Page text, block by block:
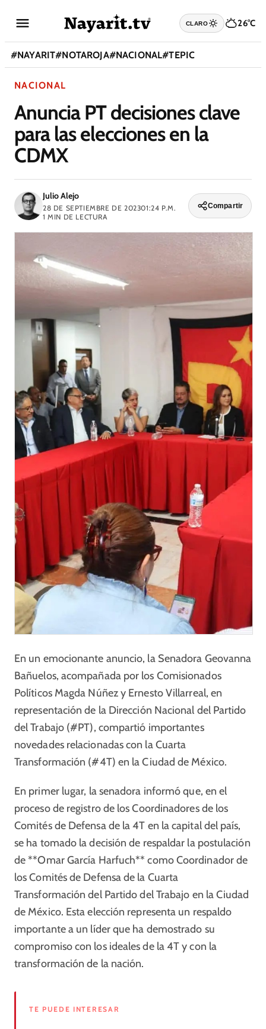
CLARO 26°C
#NAYARIT#NOTAROJA#NACIONAL#TEPIC
NACIONAL
Anuncia PT decisiones clave
para las elecciones en la
CDMX
Julio Alejo
28 DE SEPTIEMBRE DE 202301:24 P.M.
1 MIN DE LECTURA
Compartir
En un emocionante anuncio, la Senadora Geovanna
Bañuelos, acompañada por los Comisionados
Políticos Magda Núñez y Ernesto Villarreal, en
representación de la Dirección Nacional del Partido
del Trabajo (#PT), compartió importantes
novedades relacionadas con la Cuarta
Transformación (#4T) en la Ciudad de México.
En primer lugar, la senadora informó que, en el
proceso de registro de los Coordinadores de los
Comités de Defensa de la 4T en la capital del país,
se ha tomado la decisión de respaldar la postulación
de **Omar García Harfuch** como Coordinador de
los Comités de Defensa de la Cuarta
Transformación del Partido del Trabajo en la Ciudad
de México. Esta elección representa un respaldo
importante a un líder que ha demostrado su
compromiso con los ideales de la 4T y con la
transformación de la nación.
TE PUEDE INTERESAR